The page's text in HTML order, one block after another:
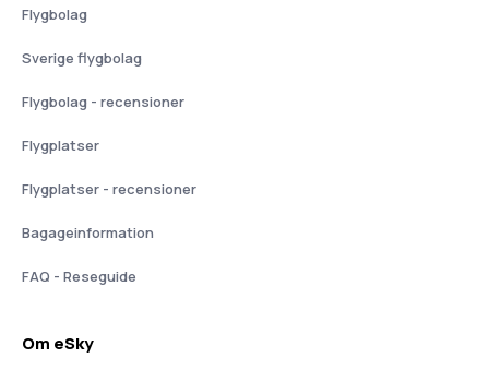
Flygbolag
Sverige flygbolag
Flygbolag - recensioner
Flygplatser
Flygplatser - recensioner
Bagageinformation
FAQ - Reseguide
Om eSky